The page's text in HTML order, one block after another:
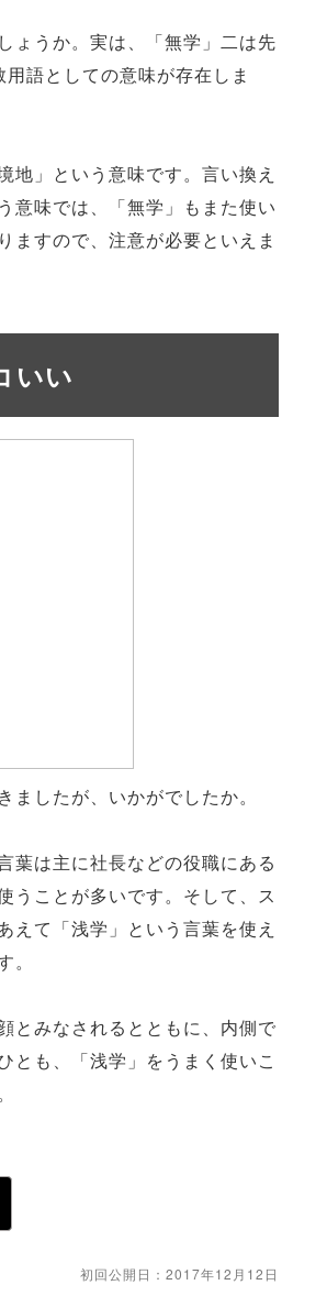
ょうか。実は、「無学」二は先
語としての意味が存在しま
地」という意味です。言い換え
意味では、「無学」もまた使い
ますので、注意が必要といえま
いい
したが、いかがでしたか。
葉は主に社長などの役職にある
うことが多いです。そして、ス
えて「浅学」という言葉を使え
とみなされるとともに、内側で
とも、「浅学」をうまく使いこ
初回公開日：2017年12月12日